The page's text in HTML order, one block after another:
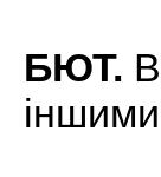
БЮТ.